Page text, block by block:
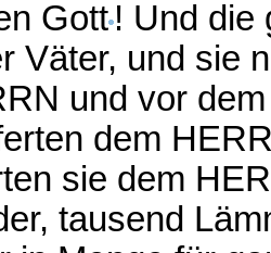
Gott ! Und die
Väter, und sie
und vor
dem
sie dem
tausend